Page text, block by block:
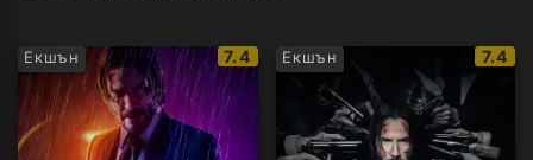
Екшън
IMDb
рейтинг:
7.4 Екшън
IMDb
7.4